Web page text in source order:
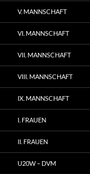
V. MANNSCHAFT
VI. MANNSCHAFT
VII. MANNSCHAFT
VIII. MANNSCHAFT
IX. MANNSCHAFT
I. FRAUEN
II. FRAUEN
U20W – DVM